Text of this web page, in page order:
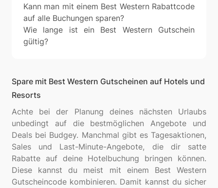
Kann man mit einem Best Western Rabattcode
auf alle Buchungen sparen?
Wie lange ist ein Best Western Gutschein
gültig?
Spare mit Best Western Gutscheinen auf Hotels und
Resorts
Achte bei der Planung deines nächsten Urlaubs
unbedingt auf die bestmöglichen Angebote und
Deals bei Budgey. Manchmal gibt es Tagesaktionen,
Sales und Last-Minute-Angebote, die dir satte
Rabatte auf deine Hotelbuchung bringen können.
Diese kannst du meist mit einem Best Western
Gutscheincode kombinieren. Damit kannst du sicher